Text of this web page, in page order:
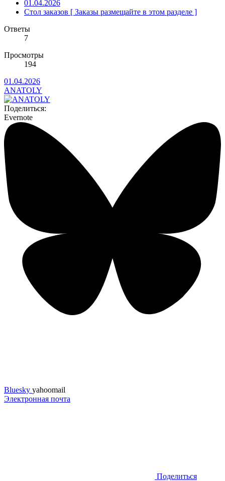
01.04.2026
Стол заказов [ Заказы размещайте в этом разделе ]
Ответы
7
Просмотры
194
01.04.2026
ANATOLY
Поделиться:
Evernote
Bluesky yahoomail
Электронная почта
Поделиться